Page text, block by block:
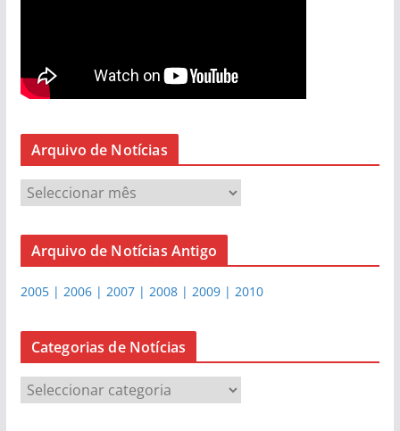
Arquivo de Notícias
q
v
e
N
Arquivo de Notícias Antigo
2005 | 2006 | 2007 | 2008 | 2009 | 2010
Categorias de Notícias